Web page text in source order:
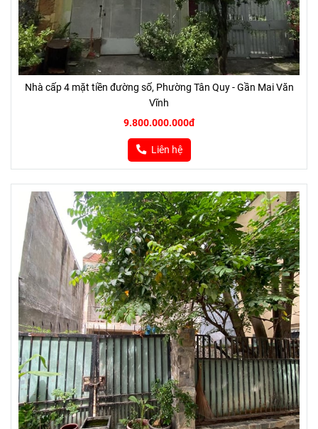
Nhà cấp 4 mặt tiền đường số, Phường Tân Quy - Gần Mai Văn
Vĩnh
9.800.000.000đ
Liên hệ